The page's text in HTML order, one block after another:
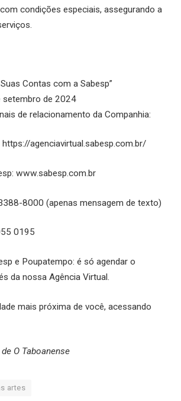
condições especiais, assegurando a
Contas com a Sabesp”
setembro de 2024
de relacionamento da Companhia:
https://agenciavirtual.sabesp.com.br/
www.sabesp.com.br
8000 (apenas mensagem de texto)
0195
e Poupatempo: é só agendar o
da nossa Agência Virtual.
mais próxima de você, acessando
O Taboanense
artes